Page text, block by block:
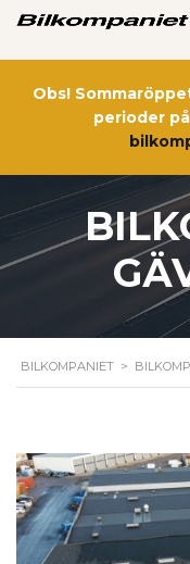
Obs!
perioder
BILKOMPANIET >